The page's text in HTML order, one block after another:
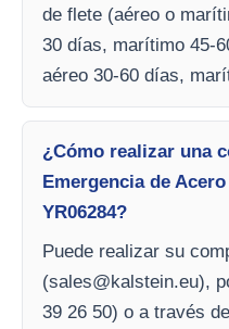
de flete (aéreo o
30 días, marítimo 45-
aéreo 30-60 días,
¿Cómo realizar una
Emergencia de
YR06284?
Puede realizar su
(sales@kalstein.eu),
39 26 50) o a través